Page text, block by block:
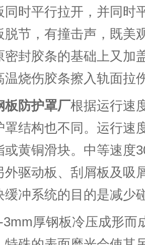
同时平行拉开，并同时
脱节，有撞击声，既美
密封胶条的基础上又加
温烧伤胶条擦入轨
板防护罩厂根据运行速
罩结构也不同。运行速
或黄铜滑块。中等速度
外驱动板、刮屑板及吸
缓冲系统的目的是减少
厚钢板冷压成形而